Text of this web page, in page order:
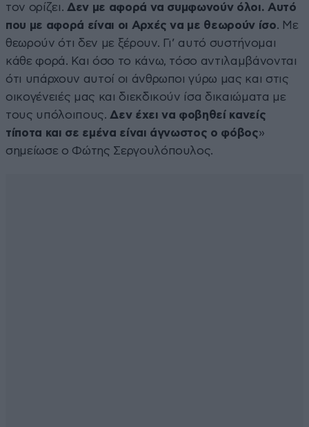
τον ορίζει. Δεν με αφορά να συμφωνούν όλοι. Αυτό
που με αφορά είναι οι Αρχές να με θεωρούν ίσο. Με
θεωρούν ότι δεν με ξέρουν. Γι’ αυτό συστήνομαι
κάθε φορά. Και όσο το κάνω, τόσο αντιλαμβάνονται
ότι υπάρχουν αυτοί οι άνθρωποι γύρω μας και στις
οικογένειές μας και διεκδικούν ίσα δικαιώματα με
τους υπόλοιπους. Δεν έχει να φοβηθεί κανείς
τίποτα και σε εμένα είναι άγνωστος ο φόβος»
σημείωσε ο Φώτης Σεργουλόπουλος.